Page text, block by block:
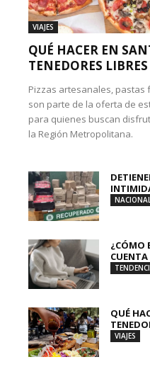
VIAJES
QUÉ HACER EN
TENEDORES LIBRES
Pizzas artesanales, pastas
son parte de la oferta de
para quienes buscan
la Región Metropolitana.
¿CÓMO
CUENTA
QUÉ
VIAJES